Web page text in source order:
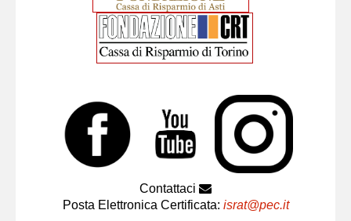
Contattaci
Posta Elettronica Certificata: israt@pec.it